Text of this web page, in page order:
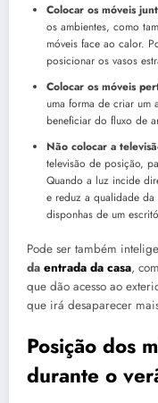
Colocar os móveis
os ambientes, como
móveis face ao calor.
posicionar os vasos
Colocar os móveis
uma forma de criar um
beneficiar do fluxo de
Não colocar a
televisão de posição,
Quando a luz incide
e reduz a qualidade da
disponhas de um
Pode ser também
da entrada da casa,
que dão acesso ao
que irá desaparecer
Posição dos
durante o